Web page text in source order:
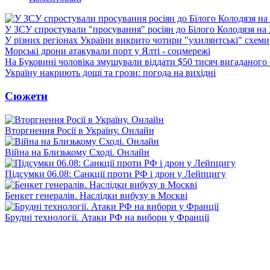
У ЗСУ спростували "просування" росіян до Білого Колодязя на
У різних регіонах України викрито чотири "ухилянтські" схеми
Морські дрони атакували порт у Ялті - соцмережі
На Буковині чоловіка змушували віддати $50 тисяч вигаданого
Україну накриють дощі та грози: погода на вихідні
Сюжети
Вторгнення Росії в Україну. Онлайн
Війна на Близькому Сході. Онлайн
Підсумки 06.08: Санкції проти РФ і дрон у Лейпцигу
Бенкет генералів. Наслідки вибуху в Москві
Брудні технології. Атаки РФ на вибори у Франції